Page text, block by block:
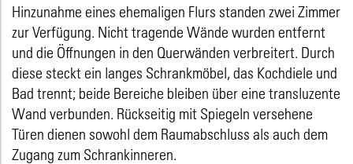
Hinzunahme eines ehemaligen Flurs standen zwei Zimmer
zur Verfügung. Nicht tragende Wände wurden entfernt
und die Öffnungen in den Querwänden verbreitert. Durch
diese steckt ein langes Schrankmöbel, das Kochdiele und
Bad trennt; beide Bereiche bleiben über eine transluzente
Wand verbunden. Rückseitig mit Spiegeln versehene
Türen dienen sowohl dem Raumabschluss als auch dem
Zugang zum Schrankinneren.